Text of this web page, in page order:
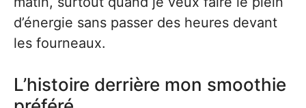
d’énergie sans passer des heures devant
les fourneaux.
L’histoire derrière mon smoothie